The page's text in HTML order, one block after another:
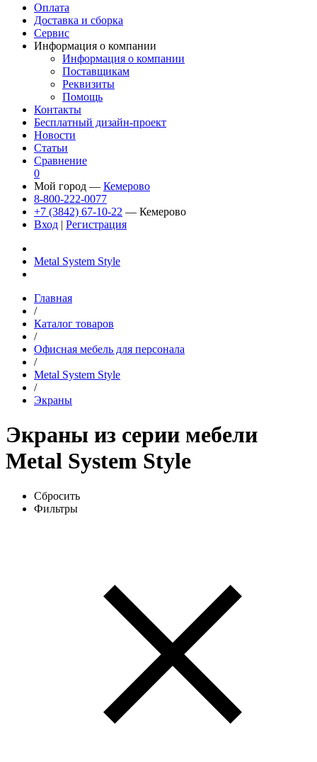
Оплата
Доставка и сборка
Сервис
Информация о компании
Информация о компании
Поставщикам
Реквизиты
Помощь
Контакты
Бесплатный дизайн-проект
Новости
Статьи
Сравнение
0
Мой город — Кемерово
8-800-222-0077
+7 (3842) 67-10-22 — Кемерово
Вход | Регистрация
Metal System Style
Главная
/
Каталог товаров
/
Офисная мебель для персонала
/
Metal System Style
/
Экраны
Экраны из серии мебели
Metal System Style
Сбросить
Фильтры